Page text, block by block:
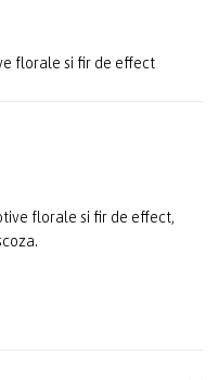
florale si fir de effect
florale si fir de effect,